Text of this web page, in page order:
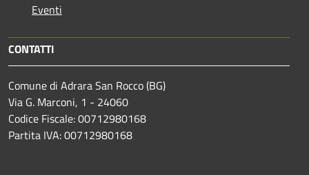
Eventi
CONTATTI
Comune di Adrara San Rocco (BG)
Via G. Marconi, 1 - 24060
Codice Fiscale: 00712980168
Partita IVA: 00712980168